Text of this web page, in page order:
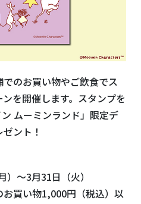
のお買い物やご飲食でス
を開催します。スタンプを
ムーミンランド」限定デ
ント！
）～3月31日（火）
お買い物1,000円（税込）以